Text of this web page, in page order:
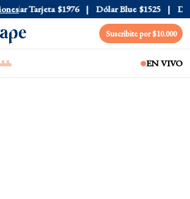
Tarjeta $1976 Dólar Blue $1525
Suscribite por $10.000
EN VIVO